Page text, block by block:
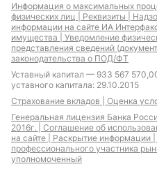
Информация о максимальных
физических лиц | Реквизиты |
информации на сайте ИА
имущества | Уведомление
представления сведений
законодательства о ПОД/ФТ
Уставный капитал — 933 567
уставного капитала: 29.10.2015
Страхование вкладов | Оценка
Генеральная лицензия Банка
2016г. | Соглашение об
на сайте | Раскрытие информации |
профессионального участника
уполномоченный